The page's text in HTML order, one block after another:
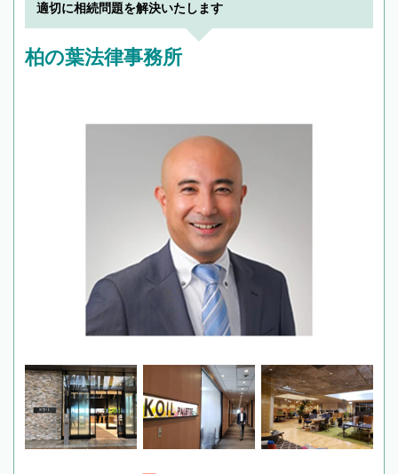
適切に相続問題を解決いたします
柏の葉法律事務所